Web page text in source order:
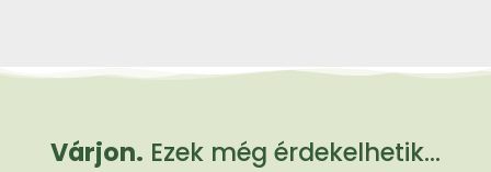
Várjon. Ezek még érdekelhetik...